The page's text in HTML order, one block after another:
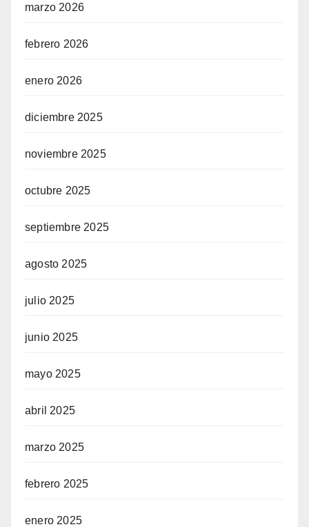
marzo 2026
febrero 2026
enero 2026
diciembre 2025
noviembre 2025
octubre 2025
septiembre 2025
agosto 2025
julio 2025
junio 2025
mayo 2025
abril 2025
marzo 2025
febrero 2025
enero 2025